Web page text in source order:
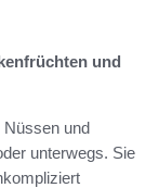
und
Nüssen und
unterwegs. Sie